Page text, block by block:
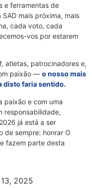
e ferramentas de
mais próxima, mais
cada voto, cada
vos por estarem
atletas, patrocinadores e,
paixão — o nosso mais
disto faria sentido.
paixão e com uma
responsabilidade,
já está a ser
de sempre: honrar O
fazem parte desta
2025